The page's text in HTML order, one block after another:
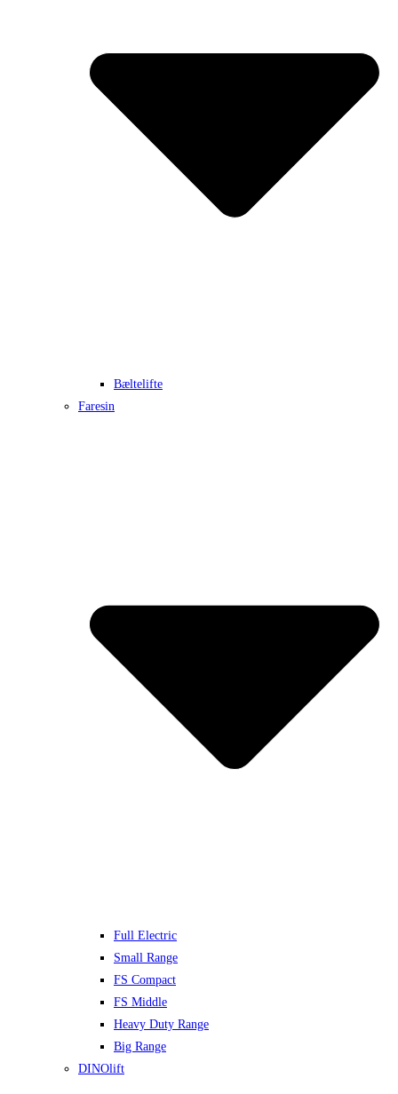
Bæltelifte
Faresin
Full Electric
Small Range
FS Compact
FS Middle
Heavy Duty Range
Big Range
DINOlift